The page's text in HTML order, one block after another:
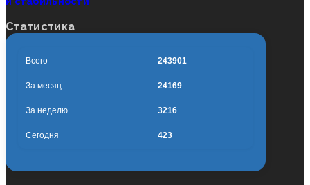
Статистика
Всего 243901
За месяц 24169
За неделю 3216
Сегодня 423